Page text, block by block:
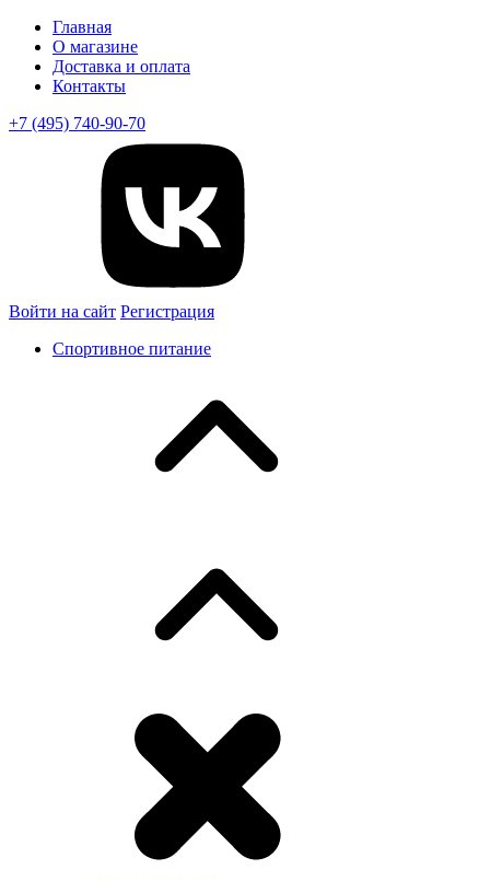
Главная
О магазине
Доставка и оплата
Контакты
+7 (495) 740-90-70
Войти на сайт Регистрация
Спортивное питание